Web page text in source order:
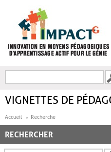
FORMULAIRE DE
VIGNETTES DE
Accueil Recherche
RECHERCHER